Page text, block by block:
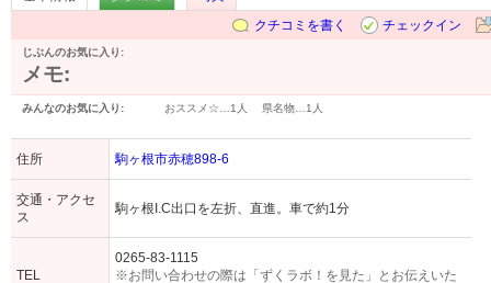
クチコミを書く
チェックイン
じぶんのお気に入り:
メモ:
みんなのお気に入り: おススメ☆… 1人 県名物… 1人
住所 駒ヶ根市赤穂898-6
交通・アクセ
ス
駒ヶ根I.C出口を左折、直進。車で約1分
TEL
0265-83-1115
※お問い合わせの際は「ずくラボ！を見た」とお伝えいた